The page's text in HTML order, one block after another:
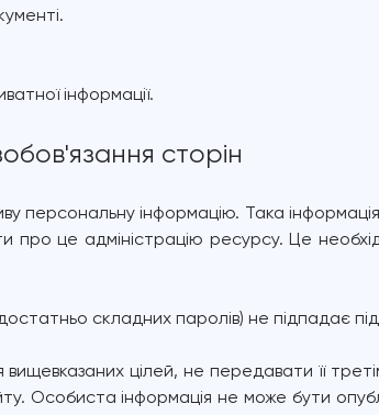
інформації.
сторін
інформацію. Така інформація
це адміністрацію ресурсу. Це
складних паролів) не підпадає під
цілей, не передавати її
Особиста інформація не може бути